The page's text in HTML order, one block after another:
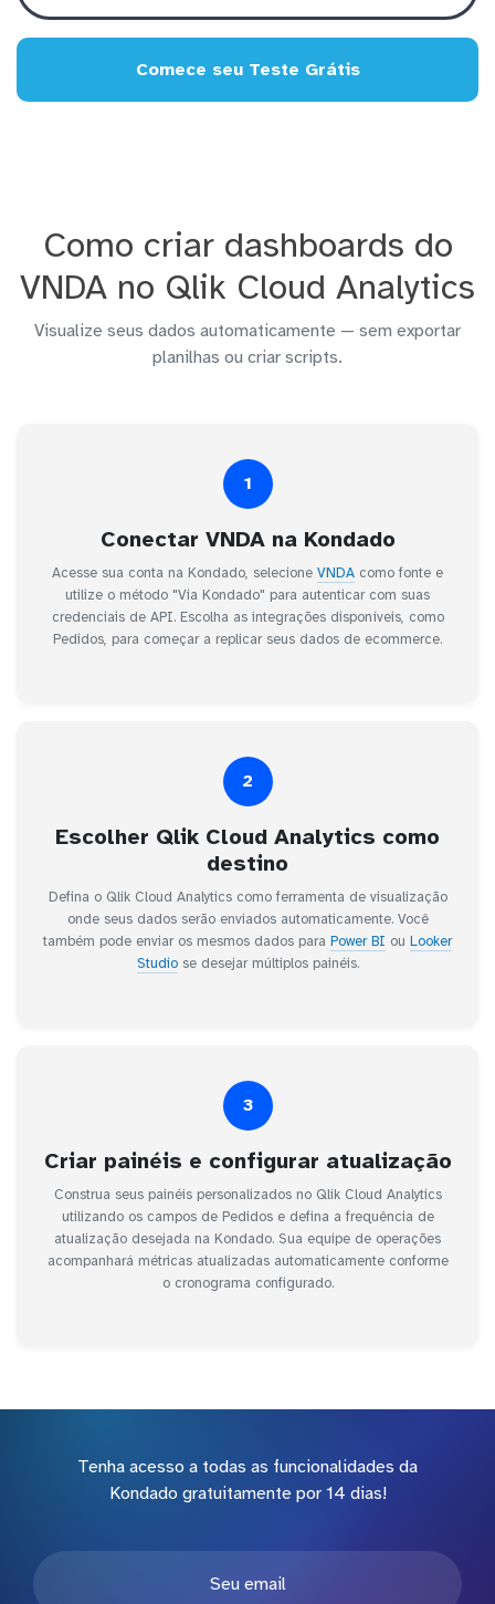
Comece seu Teste Grátis
Como criar dashboards do
VNDA no Qlik Cloud Analytics
Visualize seus dados automaticamente — sem exportar
planilhas ou criar scripts.
1
Conectar VNDA na Kondado
Acesse sua conta na Kondado, selecione VNDA como fonte e
utilize o método "Via Kondado" para autenticar com suas
credenciais de API. Escolha as integrações disponíveis, como
Pedidos, para começar a replicar seus dados de ecommerce.
2
Escolher Qlik Cloud Analytics como
destino
Defina o Qlik Cloud Analytics como ferramenta de visualização
onde seus dados serão enviados automaticamente. Você
também pode enviar os mesmos dados para Power BI ou Looker
Studiose desejar múltiplos painéis.
3
Criar painéis e configurar atualização
Construa seus painéis personalizados no Qlik Cloud Analytics
utilizando os campos de Pedidos e defina a frequência de
atualização desejada na Kondado. Sua equipe de operações
acompanhará métricas atualizadas automaticamente conforme
o cronograma configurado.
Tenha acesso a todas as funcionalidades da
Kondado gratuitamente por 14 dias!